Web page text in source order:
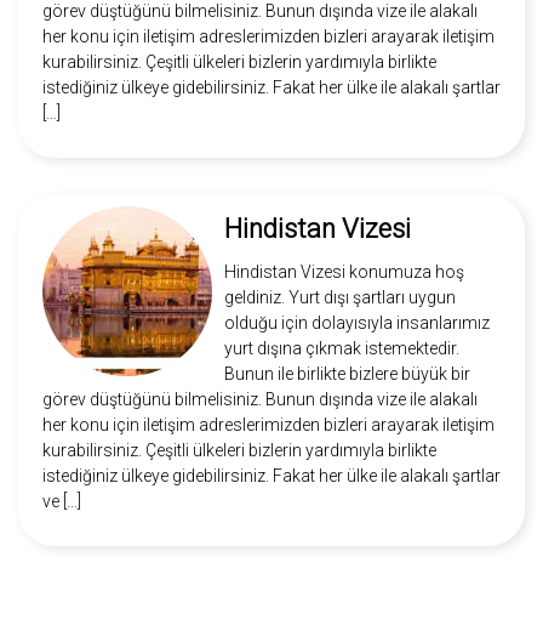
görev düştüğünü bilmelisiniz. Bunun dışında vize ile alakalı
her konu için iletişim adreslerimizden bizleri arayarak iletişim
kurabilirsiniz. Çeşitli ülkeleri bizlerin yardımıyla birlikte
istediğiniz ülkeye gidebilirsiniz. Fakat her ülke ile alakalı şartlar
Hindistan Vizesi
Hindistan Vizesi konumuza hoş
geldiniz. Yurt dışı şartları uygun
olduğu için dolayısıyla insanlarımız
yurt dışına çıkmak istemektedir.
Bunun ile birlikte bizlere büyük bir
görev düştüğünü bilmelisiniz. Bunun dışında vize ile alakalı
her konu için iletişim adreslerimizden bizleri arayarak iletişim
kurabilirsiniz. Çeşitli ülkeleri bizlerin yardımıyla birlikte
istediğiniz ülkeye gidebilirsiniz. Fakat her ülke ile alakalı şartlar
ve […]